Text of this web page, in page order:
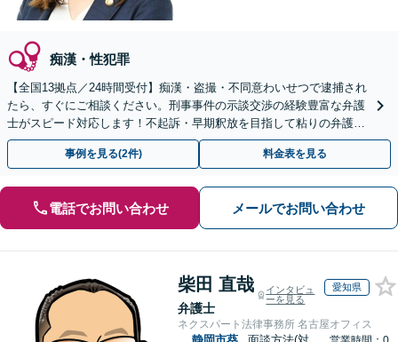
痴漢・性犯罪
【全国13拠点／24時間受付】痴漢・盗撮・不同意わいせつで逮捕され
たら、すぐにご相談ください。刑事事件の示談交渉の経験豊富な弁護
士がスピード対応します！不起訴・早期釈放を目指して粘りの弁護活
動を行います。
事例を見る(2件) 料金表を見る
電話でお問い合わせ メールでお問い合わせ
柴田 直哉
弁護士
インタビュ
ーを見る
愛知県
ネクスパート法律事務所 名古屋オフィス